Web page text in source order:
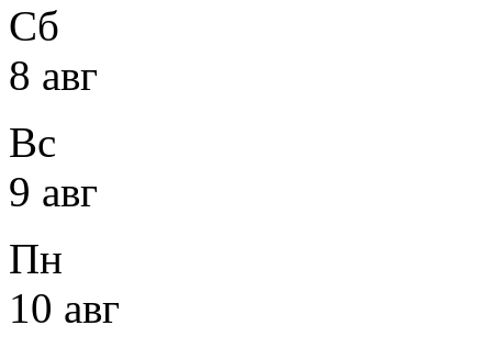
Сб
8 авг
Вс
9 авг
Пн
10 авг